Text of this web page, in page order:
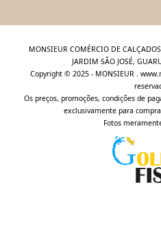
MONSIEUR COMÉRCIO DE
JARDIM SÃO JOSÉ,
Copyright © 2025 - MONSIEUR .
Os preços, promoções, condições de
exclusivamente para
Fotos